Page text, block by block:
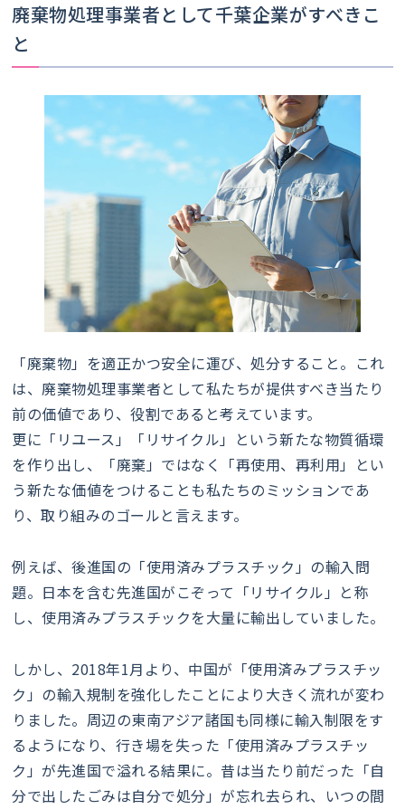
廃棄物処理事業者として千葉企業がすべきこ
と
「廃棄物」を適正かつ安全に運び、処分すること。これ
は、廃棄物処理事業者として私たちが提供すべき当たり
前の価値であり、役割であると考えています。
更に「リユース」「リサイクル」という新たな物質循環
を作り出し、「廃棄」ではなく「再使用、再利用」とい
う新たな価値をつけることも私たちのミッションであ
り、取り組みのゴールと言えます。
例えば、後進国の「使用済みプラスチック」の輸入問
題。日本を含む先進国がこぞって「リサイクル」と称
し、使用済みプラスチックを大量に輸出していました。
しかし、2018年1月より、中国が「使用済みプラスチッ
ク」の輸入規制を強化したことにより大きく流れが変わ
りました。周辺の東南アジア諸国も同様に輸入制限をす
るようになり、行き場を失った「使用済みプラスチッ
ク」が先進国で溢れる結果に。昔は当たり前だった「自
分で出したごみは自分で処分」が忘れ去られ、いつの間